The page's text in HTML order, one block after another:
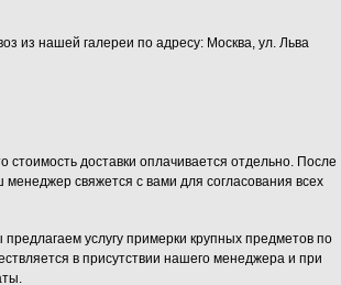
из нашей галереи по адресу: Москва, ул. Льва
доставки оплачивается отдельно. После
свяжется с вами для согласования всех
услугу примерки крупных предметов по
в присутствии нашего менеджера и при